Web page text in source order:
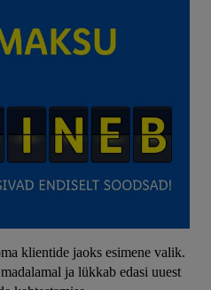
klientide jaoks esimene valik.
ja lükkab edasi uuest